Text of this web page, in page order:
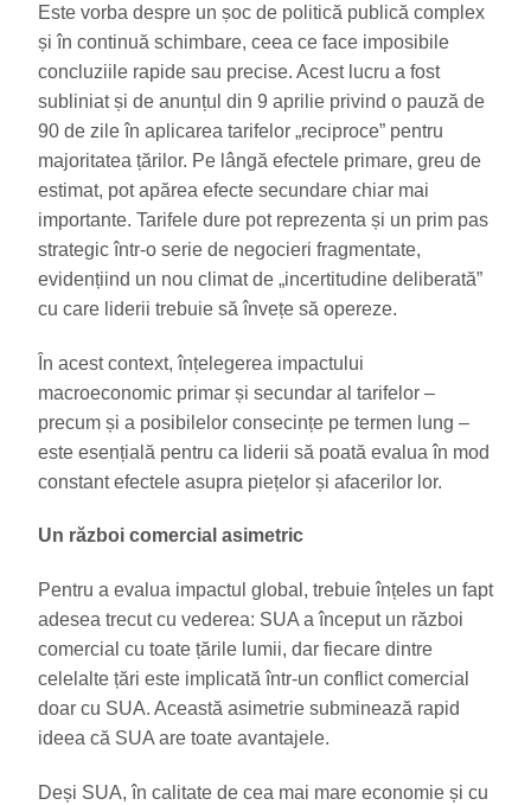
Este vorba despre un șoc de politică publică complex
și în continuă schimbare, ceea ce face imposibile
concluziile rapide sau precise. Acest lucru a fost
subliniat și de anunțul din 9 aprilie privind o pauză de
90 de zile în aplicarea tarifelor „reciproce” pentru
majoritatea țărilor. Pe lângă efectele primare, greu de
estimat, pot apărea efecte secundare chiar mai
importante. Tarifele dure pot reprezenta și un prim pas
strategic într-o serie de negocieri fragmentate,
evidențiind un nou climat de „incertitudine deliberată”
cu care liderii trebuie să învețe să opereze.
În acest context, înțelegerea impactului
macroeconomic primar și secundar al tarifelor –
precum și a posibilelor consecințe pe termen lung –
este esențială pentru ca liderii să poată evalua în mod
constant efectele asupra piețelor și afacerilor lor.
Un război comercial asimetric
Pentru a evalua impactul global, trebuie înțeles un fapt
adesea trecut cu vederea: SUA a început un război
comercial cu toate țările lumii, dar fiecare dintre
celelalte țări este implicată într-un conflict comercial
doar cu SUA. Această asimetrie subminează rapid
ideea că SUA are toate avantajele.
Deși SUA, în calitate de cea mai mare economie și cu